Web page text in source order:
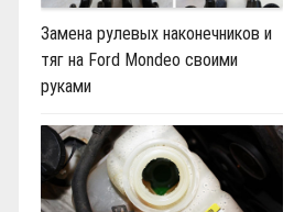
Замена рулевых наконечников и
тяг на Ford Mondeo своими
руками